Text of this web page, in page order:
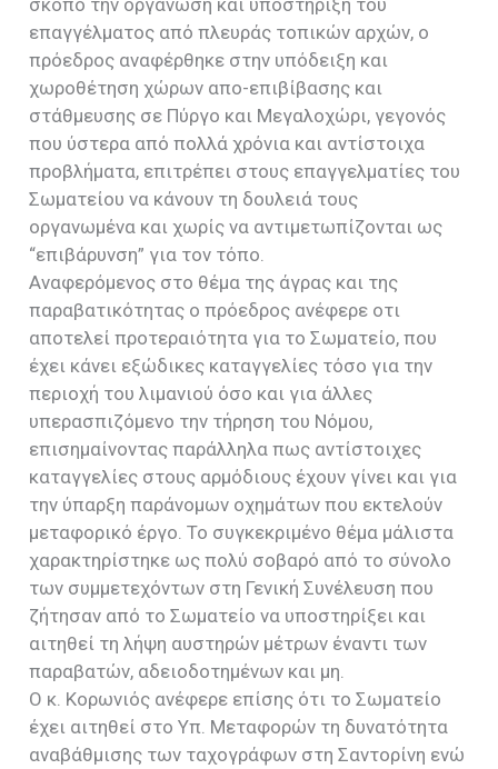
σκοπό την οργάνωση και υποστήριξη του
επαγγέλματος από πλευράς τοπικών αρχών, ο
πρόεδρος αναφέρθηκε στην υπόδειξη και
χωροθέτηση χώρων απο-επιβίβασης και
στάθμευσης σε Πύργο και Μεγαλοχώρι, γεγονός
που ύστερα από πολλά χρόνια και αντίστοιχα
προβλήματα, επιτρέπει στους επαγγελματίες του
Σωματείου να κάνουν τη δουλειά τους
οργανωμένα και χωρίς να αντιμετωπίζονται ως
“επιβάρυνση” για τον τόπο.
Αναφερόμενος στο θέμα της άγρας και της
παραβατικότητας ο πρόεδρος ανέφερε οτι
αποτελεί προτεραιότητα για το Σωματείο, που
έχει κάνει εξώδικες καταγγελίες τόσο για την
περιοχή του λιμανιού όσο και για άλλες
υπερασπιζόμενο την τήρηση του Νόμου,
επισημαίνοντας παράλληλα πως αντίστοιχες
καταγγελίες στους αρμόδιους έχουν γίνει και για
την ύπαρξη παράνομων οχημάτων που εκτελούν
μεταφορικό έργο. Το συγκεκριμένο θέμα μάλιστα
χαρακτηρίστηκε ως πολύ σοβαρό από το σύνολο
των συμμετεχόντων στη Γενική Συνέλευση που
ζήτησαν από το Σωματείο να υποστηρίξει και
αιτηθεί τη λήψη αυστηρών μέτρων έναντι των
παραβατών, αδειοδοτημένων και μη.
Ο κ. Κορωνιός ανέφερε επίσης ότι το Σωματείο
έχει αιτηθεί στο Υπ. Μεταφορών τη δυνατότητα
αναβάθμισης των ταχογράφων στη Σαντορίνη ενώ